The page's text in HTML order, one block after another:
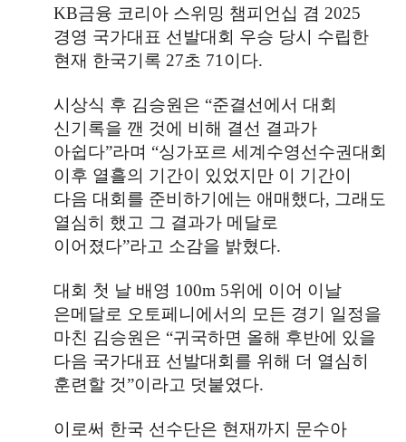
KB금융 코리아 스위밍 챔피언십 겸 2025
경영 국가대표 선발대회 우승 당시 수립한
현재 한국기록 27초 71 이다.
시상식 후 김승원은 “준결선에서 대회
신기록을 깬 것에 비해 결선 결과가
아쉽다”라며 “싱가포르 세계수영선수권대회
이후 열흘의 기간이 있었지만 이 기간이
다음 대회를 준비하기에는 애매했다, 그래도
열심히 했고 그 결과가 메달로
이어졌다”라고 소감을 밝혔다.
대회 첫 날 배영 100m 5위에 이어 이날
은메달로 오토페니에서의 모든 경기 일정을
마친 김승원은 “귀국하면 올해 후반에 있을
다음 국가대표 선발대회를 위해 더 열심히
훈련할 것”이라고 덧붙였다.
이로써 한국 선수단은 현재까지 문수아